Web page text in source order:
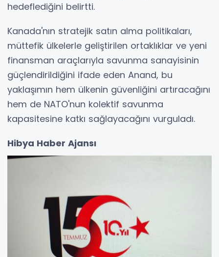
hedeflediğini belirtti.
Kanada'nın stratejik satın alma politikaları,
müttefik ülkelerle geliştirilen ortaklıklar ve yeni
finansman araçlarıyla savunma sanayisinin
güçlendirildiğini ifade eden Anand, bu
yaklaşımın hem ülkenin güvenliğini artıracağını
hem de NATO'nun kolektif savunma
kapasitesine katkı sağlayacağını vurguladı.
Hibya Haber Ajansı